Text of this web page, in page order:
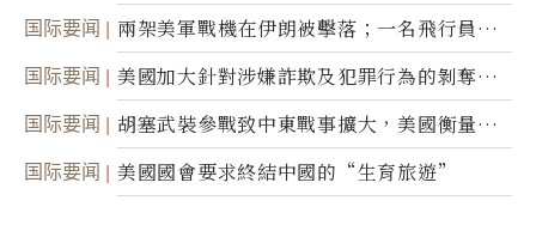
国际要闻
兩架美軍戰機在伊朗被擊落；一名飛行員失
蹤
国际要闻
美國加大針對涉嫌詐欺及犯罪行為的剝奪公
民權力度
国际要闻
胡塞武裝參戰致中東戰事擴大，美國衡量地
面入侵的可能性
国际要闻 美國國會要求終結中國的“生育旅遊”